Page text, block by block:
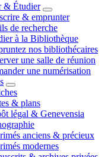
& Étudier
& emprunter
de recherche
à la Bibliothèque
nos bibliothécaires
une salle de réunion
une numérisation
& plans
légal & Genevensia
anciens & précieux
modernes